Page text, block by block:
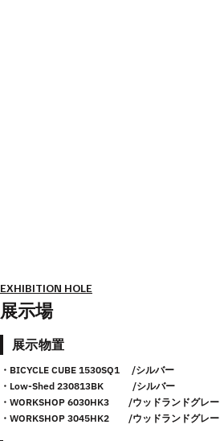
EXHIBITION HOLE
展示場
展示物置
・BICYCLE CUBE 1530SQ1 /シルバー
・Low-Shed 230813BK /シルバー
・WORKSHOP 6030HK3 /ウッドランドグレー
・WORKSHOP 3045HK2 /ウッドランドグレー